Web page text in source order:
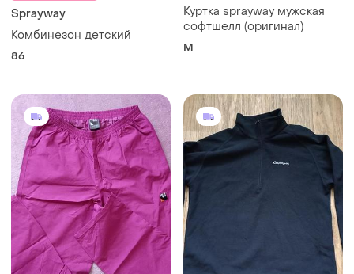
Sprayway
Комбинезон детский
86
Куртка sprayway мужская
софтшелл (оригинал)
M